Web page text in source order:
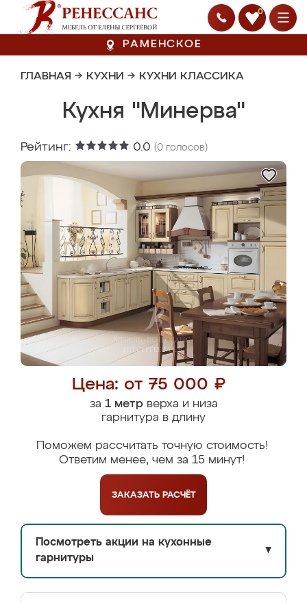
0
РАМЕНСКОЕ
ГЛАВНАЯ → КУХНИ → КУХНИ КЛАССИКА
Кухня "Минерва"
Рейтинг: 0.0 (0 голосов)
Цена: от 75 000 ₽
за 1 метрверха и низа
гарнитура в длину
Поможем рассчитать точную стоимость!
Ответим менее, чем за 15 минут!
ЗАКАЗАТЬ РАСЧЁТ
Посмотреть акции на кухонные
гарнитуры
▼